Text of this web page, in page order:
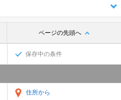
ページの先頭へ
保存中の条件
住所から